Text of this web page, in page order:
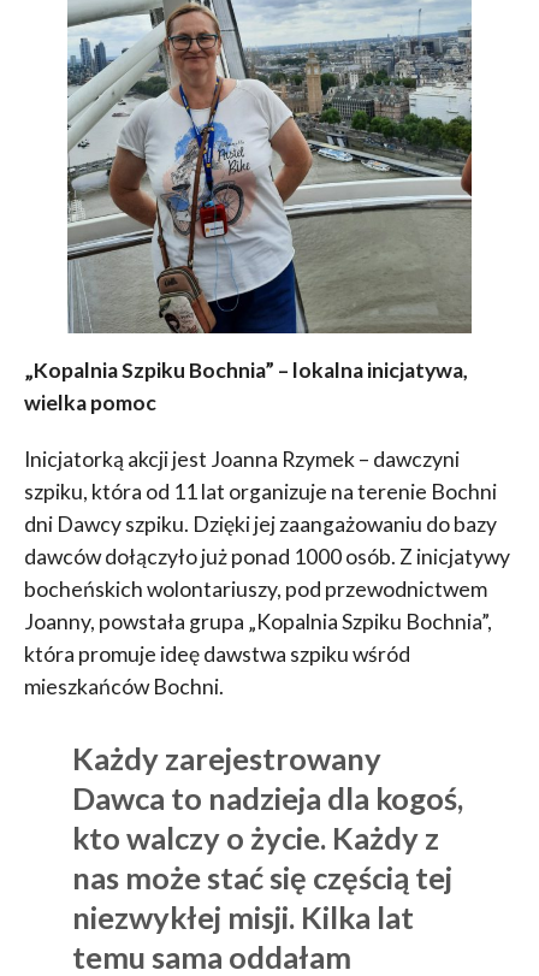
„Kopalnia Szpiku Bochnia” – lokalna inicjatywa,
wielka pomoc
Inicjatorką akcji jest Joanna Rzymek – dawczyni
szpiku, która od 11 lat organizuje na terenie Bochni
dni Dawcy szpiku. Dzięki jej zaangażowaniu do bazy
dawców dołączyło już ponad 1000 osób. Z inicjatywy
bocheńskich wolontariuszy, pod przewodnictwem
Joanny, powstała grupa „Kopalnia Szpiku Bochnia”,
która promuje ideę dawstwa szpiku wśród
mieszkańców Bochni.
Każdy zarejestrowany
Dawca to nadzieja dla kogoś,
kto walczy o życie. Każdy z
nas może stać się częścią tej
niezwykłej misji. Kilka lat
temu sama oddałam